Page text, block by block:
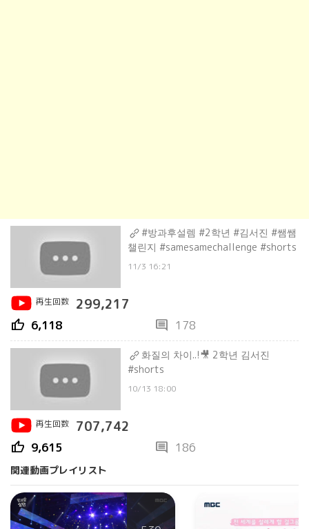
#방과후설렘 #2학년 #김서진 #쌤쌤
챌린지 #samesamechallenge #shorts
11/3 16:21
再生回数 299,217
thumb_up 6,118 comment 178
화질의 차이..!🎥 2학년 김서진
#shorts
10/13 18:00
再生回数 707,742
thumb_up 9,615 comment 186
関連動画プレイリスト